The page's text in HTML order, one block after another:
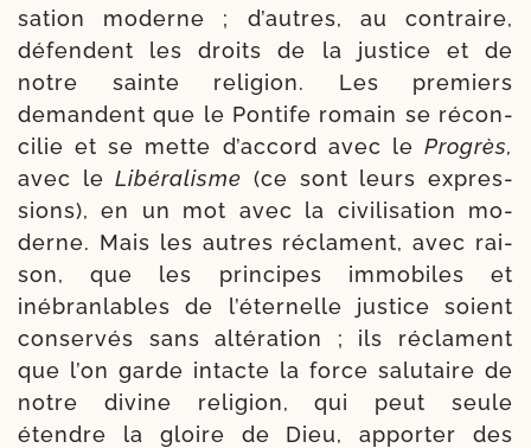
sa­tion moderne ; d’autres, au contraire,
défendent les droits de la jus­tice et de
notre sainte reli­gion. Les pre­miers
demandent que le Pontife romain se récon­
ci­lie et se mette d’accord avec le Progrès,
avec leLibéralisme (ce sont leurs expres­
sions), en un mot avec la civi­li­sa­tion mo­
derne. Mais les autres réclament, avec rai­
son, que les prin­cipes immo­biles et
inébran­lables de l’é­ter­nelle jus­tice soient
conser­vés sans alté­ra­tion ; ils récla­ment
que l’on garde intacte la force salu­taire de
notre divine reli­gion, qui peut seule
étendre la gloire de Dieu, appor­ter des